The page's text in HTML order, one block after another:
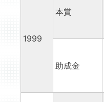
1999
本賞
助成金